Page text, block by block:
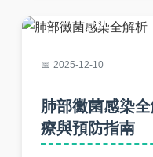
2025-12-10
肺部黴菌感染
療與預防指南